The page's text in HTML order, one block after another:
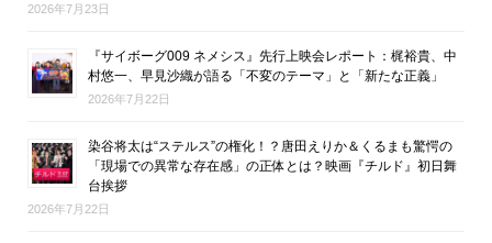
2026年7月23日
『サイボーグ009 ネメシス』先行上映会レポート：梶裕貴、中
村悠一、早見沙織が語る「不変のテーマ」と「新たな正義」
2026年7月22日
染谷将太は“ステルス”の権化！？唐田えりか＆くるまも驚愕の
「現場での異常な存在感」の正体とは？映画『チルド』初日舞
台挨拶
2026年7月22日